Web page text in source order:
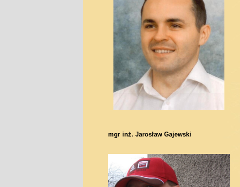
mgr inż. Jarosław Gajewski